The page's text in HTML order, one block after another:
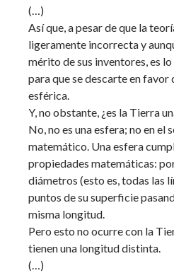
(…)
Así que, a pesar de que la
ligeramente incorrecta y
mérito de sus inventores, es
para que se descarte en
esférica.
Y, no obstante, ¿es la Tierra
No, no es una esfera; no en
matemático. Una esfera
propiedades matemáticas:
diámetros (esto es, todas las
puntos de su superficie
misma longitud.
Pero esto no ocurre con la
tienen una longitud distinta.
(…)